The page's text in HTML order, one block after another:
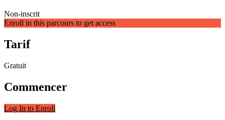
Non-inscrit
Enroll in this parcours to get access
Tarif
Gratuit
Commencer
Log In to Enroll